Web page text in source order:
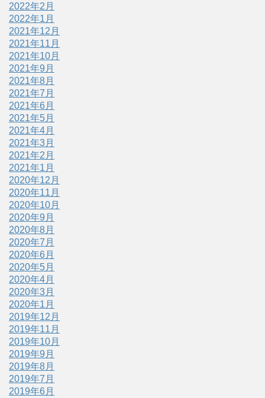
2022年2月
2022年1月
2021年12月
2021年11月
2021年10月
2021年9月
2021年8月
2021年7月
2021年6月
2021年5月
2021年4月
2021年3月
2021年2月
2021年1月
2020年12月
2020年11月
2020年10月
2020年9月
2020年8月
2020年7月
2020年6月
2020年5月
2020年4月
2020年3月
2020年1月
2019年12月
2019年11月
2019年10月
2019年9月
2019年8月
2019年7月
2019年6月